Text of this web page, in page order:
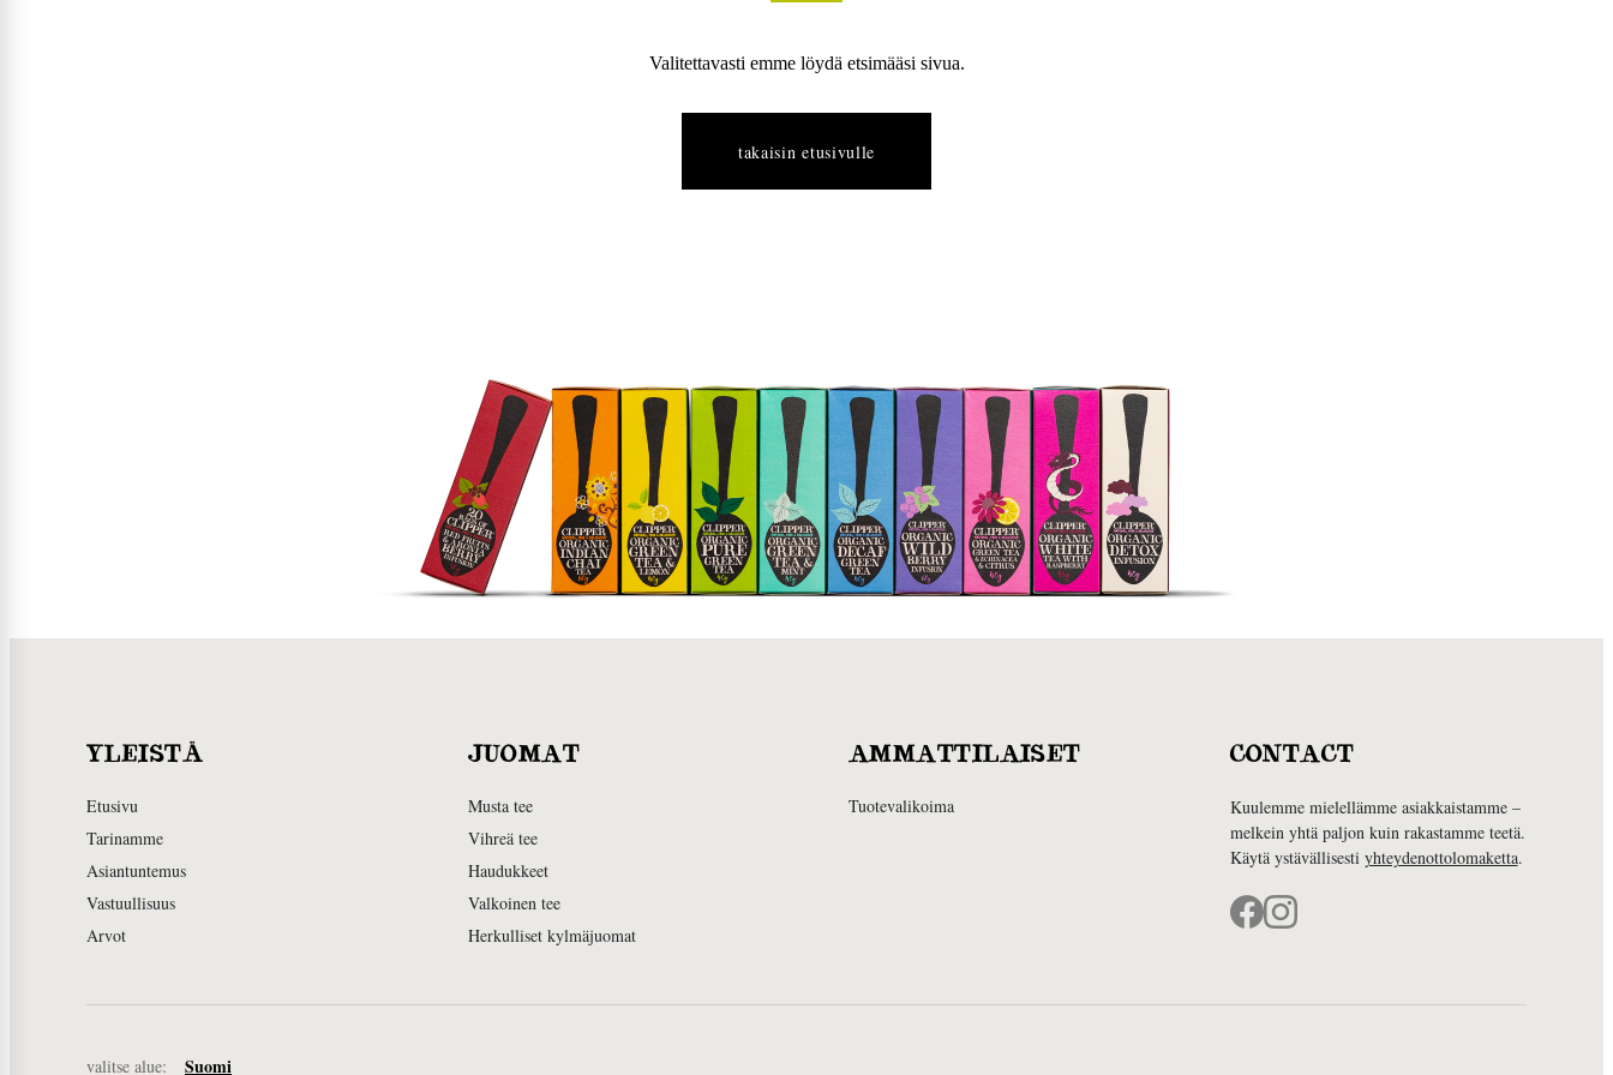
Valitettavasti emme löydä etsimääsi sivua.
takaisin etusivulle
YLEISTÄ
Etusivu
Tarinamme
Asiantuntemus
Vastuullisuus
Arvot
JUOMAT
Musta tee
Vihreä tee
Haudukkeet
Valkoinen tee
Herkulliset kylmäjuomat
AMMATTILAISET
Tuotevalikoima
CONTACT
Kuulemme mielellämme asiakkaistamme –
melkein yhtä paljon kuin rakastamme teetä.
Käytä ystävällisesti yhteydenottolomaketta.
valitse alue: Suomi